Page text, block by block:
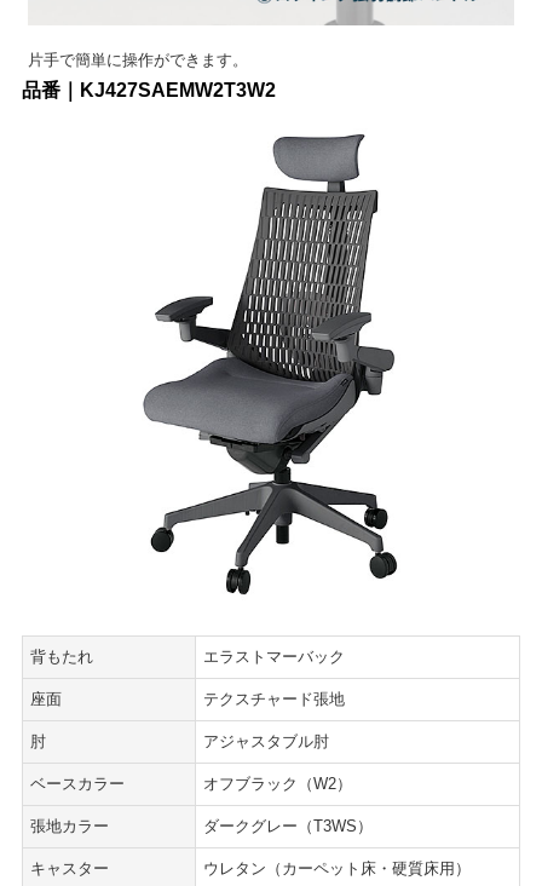
片手で簡単に操作ができます。
品番｜KJ427SAEMW2T3W2
背もたれ エラストマーバック
座面 テクスチャード張地
肘 アジャスタブル肘
ベースカラー オフブラック（W2）
張地カラー ダークグレー（T3WS）
キャスター ウレタン（カーペット床・硬質床用）